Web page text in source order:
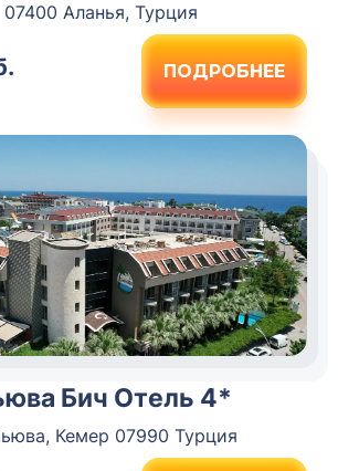
07400 Аланья, Турция
ПОДРОБНЕЕ
Бич Отель 4*
Кемер 07990 Турция